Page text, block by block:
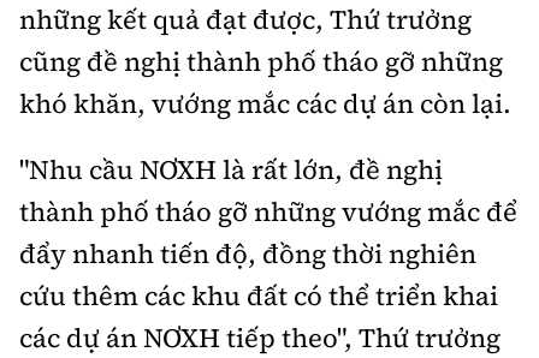
những kết quả đạt được, Thứ trưởng
cũng đề nghị thành phố tháo gỡ những
khó khăn, vướng mắc các dự án còn lại.
"Nhu cầu NƠXH là rất lớn, đề nghị
thành phố tháo gỡ những vướng mắc để
đẩy nhanh tiến độ, đồng thời nghiên
cứu thêm các khu đất có thể triển khai
các dự án NƠXH tiếp theo", Thứ trưởng